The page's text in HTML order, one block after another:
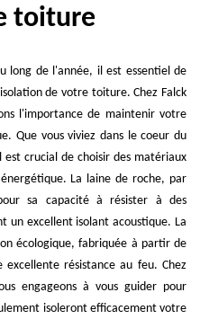
toiture
long de l'année, il est essentiel de
de votre toiture. Chez Falck
l'importance de maintenir votre
Que vous viviez dans le coeur du
est crucial de choisir des matériaux
La laine de roche, par
sa capacité à résister à des
excellent isolant acoustique. La
écologique, fabriquée à partir de
résistance au feu. Chez
engageons à vous guider pour
isoleront efficacement votre